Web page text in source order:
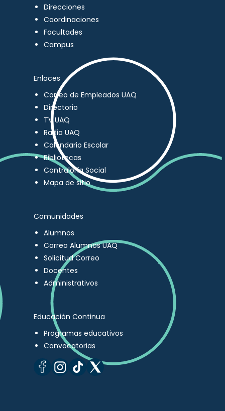
Direcciones
Coordinaciones
Facultades
Campus
Enlaces
Correo de Empleados UAQ
Directorio
TV UAQ
Radio UAQ
Calendario Escolar
Bibliotecas
Contraloría Social
Mapa de sitio
Comunidades
Alumnos
Correo Alumnos UAQ
Solicitud Correo
Docentes
Administrativos
Educación Continua
Programas educativos
Convocatorias